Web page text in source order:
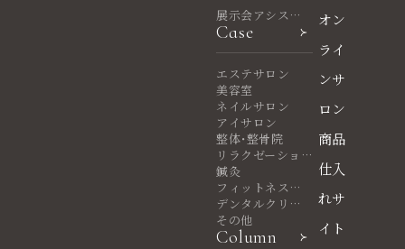
展示会アシスタ
ント
Case
エステサロン
美容室
ネイルサロン
アイサロン
整体・整骨院
リラクゼーショ
ンサロン
鍼灸
フィットネスヨ
ガ
デンタルクリニ
ック
その他
Column
オン
ライ
ンサ
ロン
商品
仕入
れサ
イト